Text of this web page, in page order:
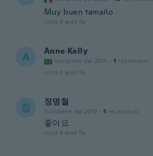
Muy buen tamaño
circa 4 anni fa
A Anne Kelly
Iscrizione dal 2015 · 1 recensioni
circa 4 anni fa
정 정명철
Iscrizione dal 2019 · 1 recensioni
좋아요
circa 4 anni fa